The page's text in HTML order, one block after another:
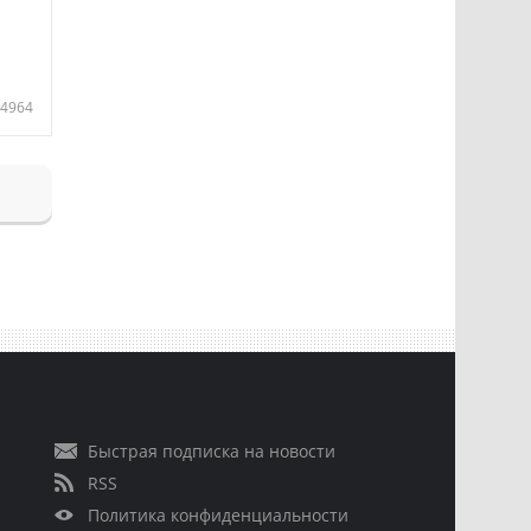
4964
Быстрая подписка на новости
RSS
Политика конфиденциальности